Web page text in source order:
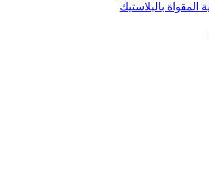
المقواة بالبلاستيك